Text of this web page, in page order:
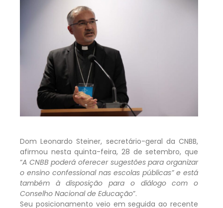
Dom Leonardo Steiner, secretário-geral da CNBB,
afirmou nesta quinta-feira, 28 de setembro, que
“A CNBB poderá oferecer sugestões para organizar
o ensino confessional nas escolas públicas” e está
também à disposição para o diálogo com o
Conselho Nacional de Educação”.
Seu posicionamento veio em seguida ao recente